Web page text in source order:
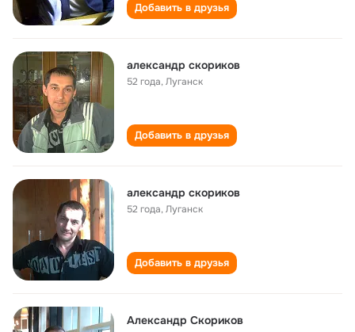
Добавить в друзья
александр скориков
52 года,Луганск
Добавить в друзья
александр скориков
52 года,Луганск
Добавить в друзья
Александр Скориков